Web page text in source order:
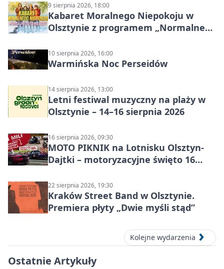
9 sierpnia 2026, 18:00
Kabaret Moralnego Niepokoju w
Olsztynie z programem „Normalne
10 sierpnia 2026, 16:00
Warmińska Noc Perseidów
14 sierpnia 2026, 13:00
Letni festiwal muzyczny na plaży w
Olsztynie – 14–16 sierpnia 2026
16 sierpnia 2026, 09:30
MOTO PIKNIK na Lotnisku Olsztyn-
Dajtki – motoryzacyjne święto 16
22 sierpnia 2026, 19:30
Kraków Street Band w Olsztynie.
Premiera płyty „Dwie myśli stąd”
Kolejne wydarzenia
Ostatnie Artykuły